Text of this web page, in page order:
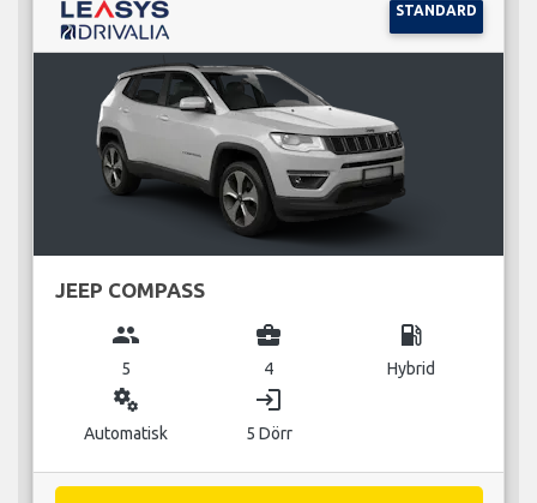
STANDARD
JEEP COMPASS
group
5
business_center
4
local_gas_station
Hybrid
miscellaneous_services
Automatisk
login
5 Dörr